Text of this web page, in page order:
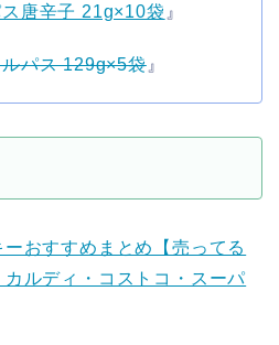
唐辛子 21g×10袋 』
パス 129g×5袋』
おすすめまとめ【売ってる
ルディ・コストコ・スーパ